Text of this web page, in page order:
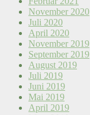
November 2020
Juli 2020
April 2020
November 2019
September 2019
August 2019
Juli 2019
Juni 2019
Mai 2019
April 2019